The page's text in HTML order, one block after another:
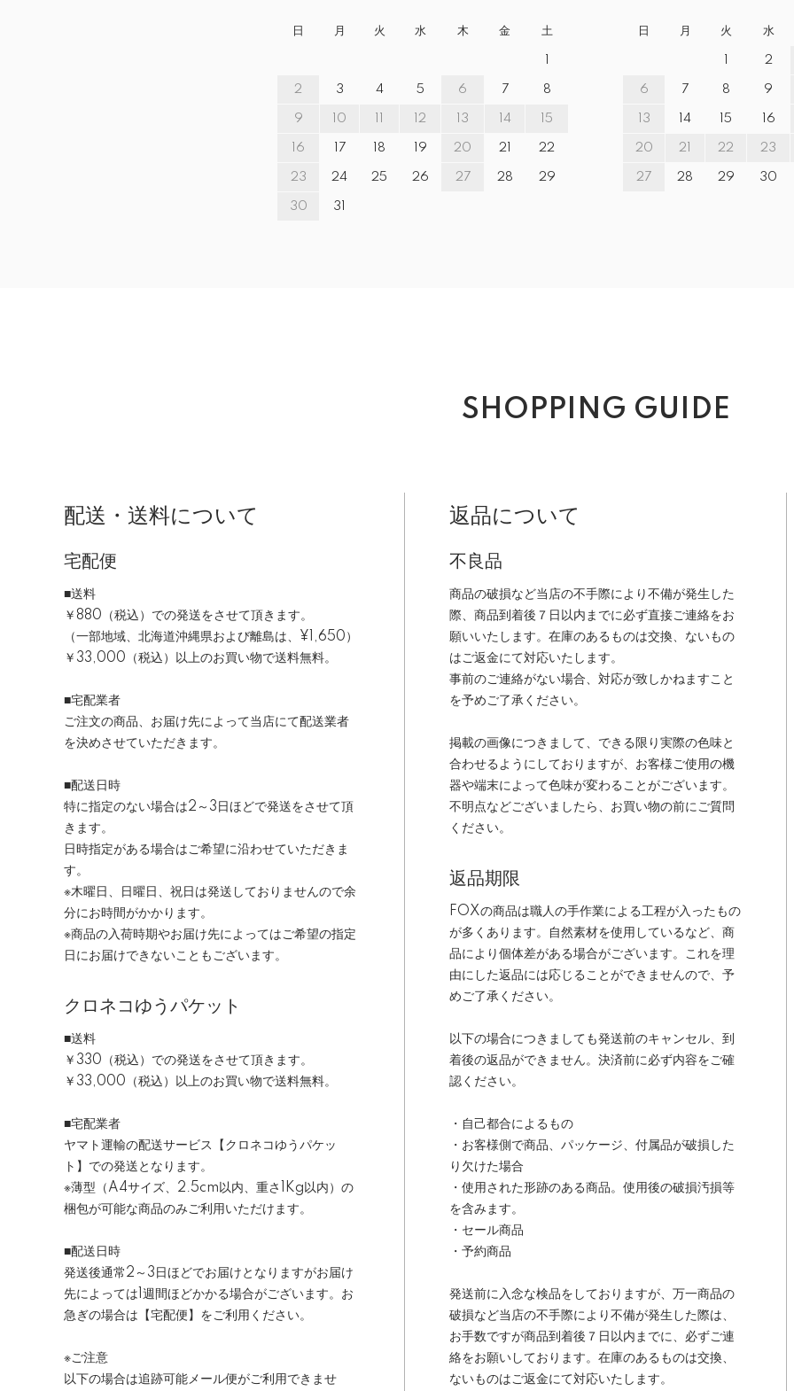
日 月 火 水 木 金 土
2 3 4 5 6 7 8
9 10 12 13 14 15
16 17 18 19 20 21 22
23 24 25 26 27 28 29
30 31
日 月 火 水
2
6 7 8 9
13 14 15 16
20 21 22 23
27 28 29 30
SHOPPING GUIDE
配送・送料について
宅配便
■送料
￥880（税込） での発送をさせて頂きます。
（一部地域、北海道沖縄県および離島は、
¥1,650）
￥33,000（税込）以上のお買い物で送料無料。
■宅配業者
ご注文の商品、お届け先によって当店にて配送業者
を決めさせていただきます。
■配送日時
特に指定のない場合は2～3日ほどで発送をさせて頂
きます。
日時指定がある場合はご希望に沿わせていただきま
す。
※木曜日、日曜日、祝日は発送しておりませんので余
分にお時間がかかります。
※商品の入荷時期やお届け先によってはご希望の指定
日にお届けできないこともございます。
クロネコゆうパケット
■送料
￥330（税込） での発送をさせて頂きます。
￥33,000（税込）以上のお買い物で送料無料。
■宅配業者
ヤマト運輸の配送サービス【クロネコゆうパケッ
ト】での発送となります。
※薄型（A4サイズ、2.5cm以内、重さ1Kg以内） の
梱包が可能な商品のみご利用いただけます。
■配送日時
発送後通常2～3日ほどでお届けとなりますがお届け
先によっては1週間ほどかかる場合がございます。お
急ぎの場合は【宅配便】をご利用ください。
※ご注意
以下の場合は追跡可能メール便がご利用できませ
返品について
不良品
商品の破損など当店の不手際により不備が発生した
際、商品到着後７日以内までに必ず直接ご連絡をお
願いいたします。在庫のあるものは交換、ないもの
はご返金にて対応いたします。
事前のご連絡がない場合、対応が致しかねますこと
を予めご了承ください。
掲載の画像につきまして、できる限り実際の色味と
合わせるようにしておりますが、お客様ご使用の機
器や端末によって色味が変わることがございます。
不明点などございましたら、お買い物の前にご質問
ください。
返品期限
FOXの商品は職人の手作業による工程が入ったもの
が多くあります。自然素材を使用しているなど、商
品により個体差がある場合がございます。これを理
由にした返品には応じることができませんので、予
めご了承ください。
以下の場合につきましても発送前のキャンセル、到
着後の返品ができません。決済前に必ず内容をご確
認ください。
・自己都合によるもの
・お客様側で商品、パッケージ、付属品が破損した
り欠けた場合
・使用された形跡のある商品。使用後の破損汚損等
を含みます。
・セール商品
・予約商品
発送前に入念な検品をしておりますが、万一商品の
破損など当店の不手際により不備が発生した際は、
お手数ですが商品到着後７日以内までに、必ずご連
絡をお願いしております。在庫のあるものは交換、
ないものはご返金にて対応いたします。